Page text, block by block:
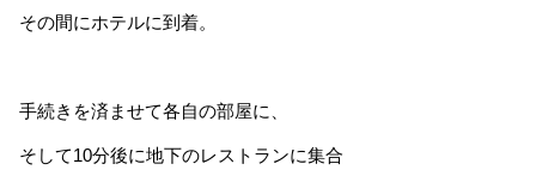
その間にホテルに到着。
手続きを済ませて各自の部屋に、
そして10分後に地下のレストランに集合